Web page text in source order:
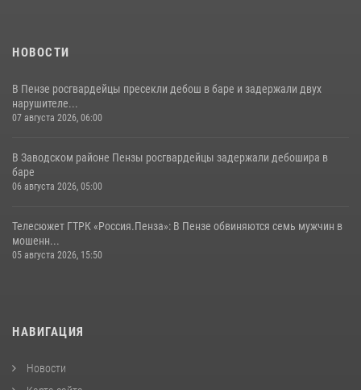
НОВОСТИ
В Пензе росгвардейцы пресекли дебош в баре и задержали двух
нарушителе...
07 августа 2026, 06:00
В Заводском районе Пензы росгвардейцы задержали дебошира в
баре
06 августа 2026, 05:00
Телесюжет ГТРК «Россия.Пенза»: В Пензе обвиняются семь мужчин в
мошенн...
05 августа 2026, 15:50
НАВИГАЦИЯ
Новости